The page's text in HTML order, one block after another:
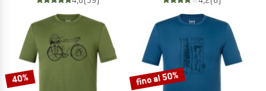
40% fino al 50%